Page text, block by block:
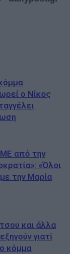
ο Νίκος
από την
«Όλοι
την Μαρία
και άλλα
γιατί
κόμμα